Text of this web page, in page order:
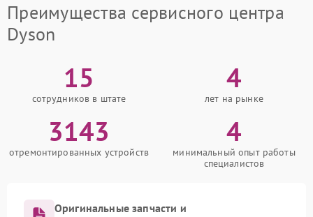
Преимущества сервисного центра
Dyson
15
сотрудников в штате
4
лет на рынке
3143
отремонтированных устройств
4
минимальный опыт работы
специалистов
Оригинальные запчасти и